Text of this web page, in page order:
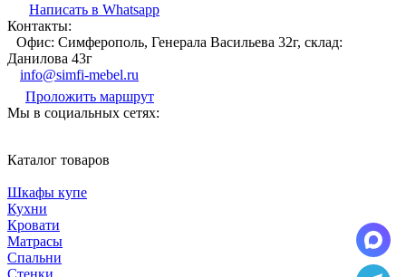
Написать в Whatsapp
Контакты:
Офис: Симферополь, Генерала Васильева 32г, склад:
Данилова 43г
info@simfi-mebel.ru
Проложить маршрут
Мы в социальных сетях:
Каталог товаров
Шкафы купе
Кухни
Кровати
Матрасы
Cпальни
Стенки